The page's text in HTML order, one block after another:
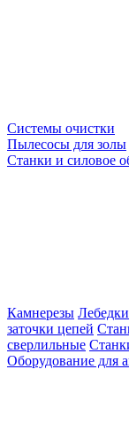
Системы очистки
Пылесосы для золы
Станки и силовое
Камнерезы
заточки цепей
сверлильные
Оборудование для